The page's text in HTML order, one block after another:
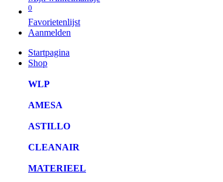
0
Favorietenlijst
Aanmelden
Startpagina
Shop
WLP
AMESA
ASTILLO
CLEANAIR
MATERIEEL